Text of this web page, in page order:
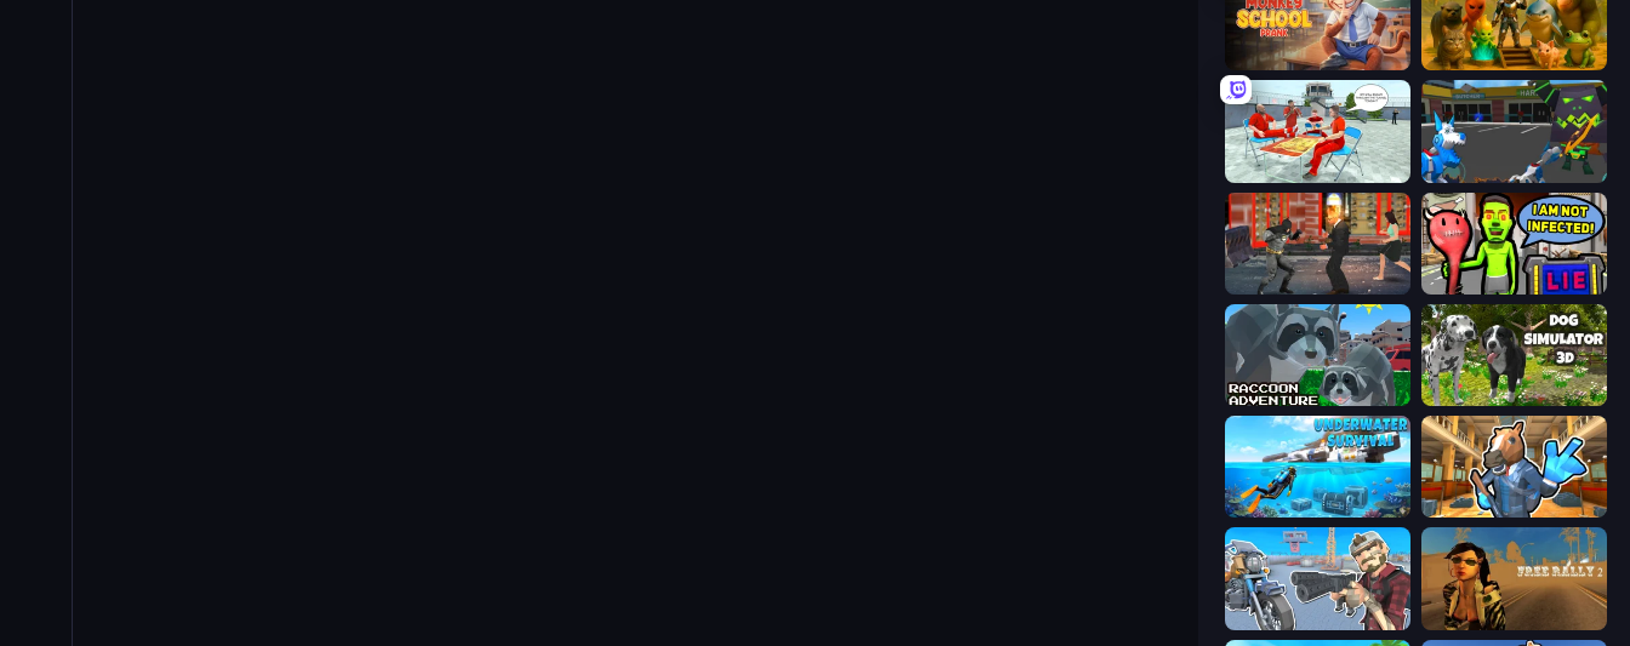
Monkey School Prank Animal World
Alcatraz Prison Escape Plan Robot Dog City Simulator
Bat Hero: Immortal Legend Crime Fighter I Am Not Infected!
Raccoon Adventure: City Simulator 3D Dog Simulator 3D
Underwater Survival: Deep Dive Bank Robbery 2
Shoot and Drive Free Rally 2